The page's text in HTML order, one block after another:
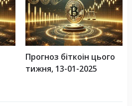
Прогноз біткоін цього
тижня, 13-01-2025